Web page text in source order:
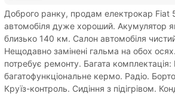
Доброго ранку, продам електрокар Fiat
автомобіля дуже хороший. Акумулятор
близько 140 км. Салон автомобіля
Нещодавно замінені гальма на обох
потребує ремонту. Багата комплектація:
багатофункціональне кермо. Радіо.
Круїз-контроль. Сидіння з підігрівом.